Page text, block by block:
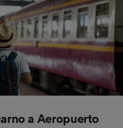
a Aeropuerto
las
para su
la información en un
a ella. Publicidad y
medición de
investigación de
de servicios.